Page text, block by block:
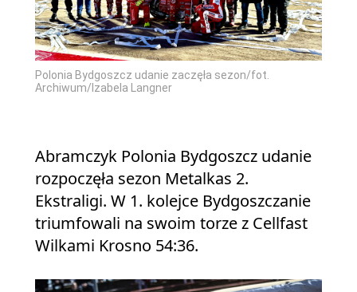
Polonia Bydgoszcz udanie zaczęła sezon/fot.
Archiwum/Izabela Langner
Abramczyk Polonia Bydgoszcz udanie
rozpoczęła sezon Metalkas 2.
Ekstraligi. W 1. kolejce Bydgoszczanie
triumfowali na swoim torze z Cellfast
Wilkami Krosno 54:36.